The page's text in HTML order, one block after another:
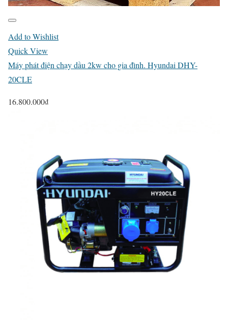
Add to Wishlist
Quick View
Máy phát điện chạy dầu 2kw cho gia đình. Hyundai DHY-
20CLE
16.800.000₫